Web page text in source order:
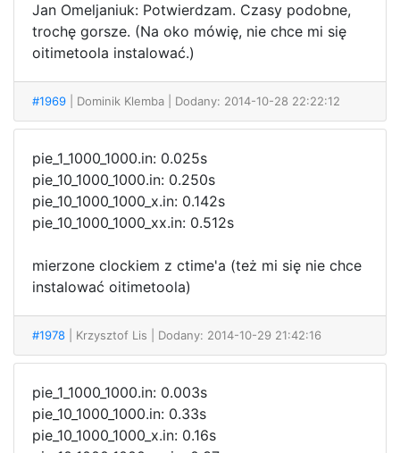
Jan Omeljaniuk: Potwierdzam. Czasy podobne,
trochę gorsze. (Na oko mówię, nie chce mi się
oitimetoola instalować.)
#1969 | Dominik Klemba | Dodany: 2014-10-28 22:22:12
pie_1_1000_1000.in: 0.025s
pie_10_1000_1000.in: 0.250s
pie_10_1000_1000_x.in: 0.142s
pie_10_1000_1000_xx.in: 0.512s
mierzone clockiem z ctime'a (też mi się nie chce
instalować oitimetoola)
#1978 | Krzysztof Lis | Dodany: 2014-10-29 21:42:16
pie_1_1000_1000.in: 0.003s
pie_10_1000_1000.in: 0.33s
pie_10_1000_1000_x.in: 0.16s